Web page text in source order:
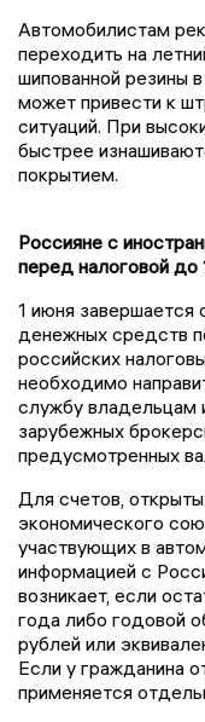
Автомобилистам
переходить на
шипованной резины
может привести к
ситуаций. При
быстрее
покрытием.
Россияне с
перед налоговой до
1 июня завершается
денежных средств
российских
необходимо
службу владельцам
зарубежных
предусмотренных
Для счетов,
экономического
участвующих в
информацией с
возникает, если
года либо годовой
рублей или
Если у гражданина
применяется